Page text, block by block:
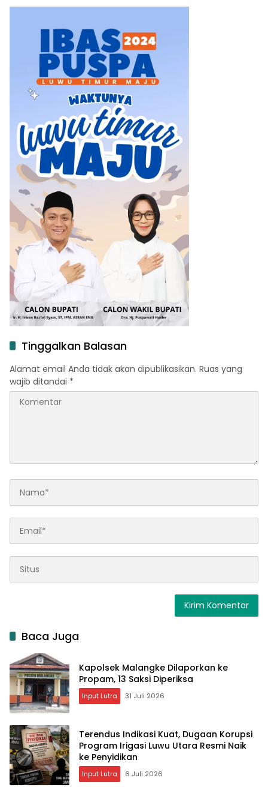
Tinggalkan Balasan
Alamat email Anda tidak akan dipublikasikan. Ruas yang
wajib ditandai *
Baca Juga
Kapolsek Malangke Dilaporkan ke
Propam, 13 Saksi Diperiksa
Input Lutra 31 Juli 2026
Terendus Indikasi Kuat, Dugaan Korupsi
Program Irigasi Luwu Utara Resmi Naik
ke Penyidikan
Input Lutra 6 Juli 2026